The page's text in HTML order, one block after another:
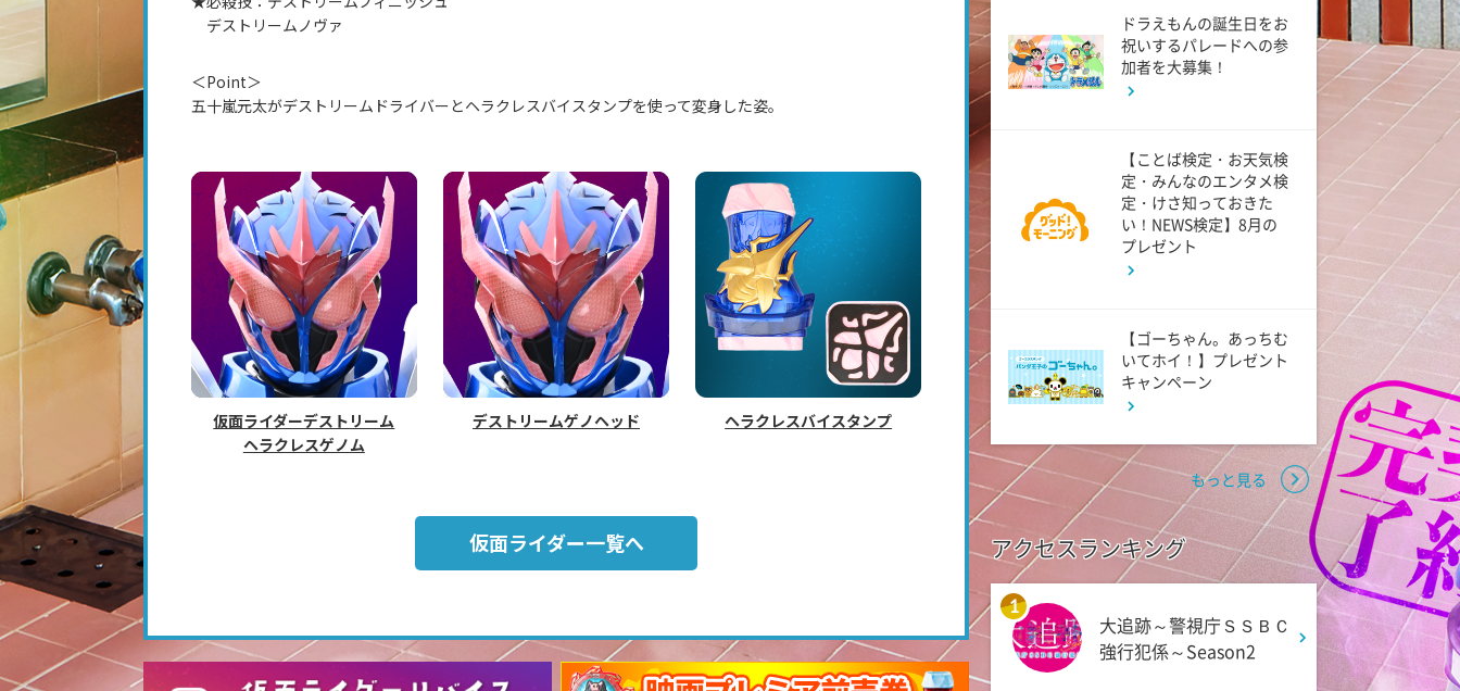
デストリームノヴァ
＜Point＞
五十嵐元太がデストリームドライバーとヘラクレスバイスタンプを使って変身した姿。
仮面ライダーデストリーム
ヘラクレスゲノム
デストリームゲノヘッド ヘラクレスバイスタンプ
仮面ライダー一覧へ
11:10
熱闘甲子園 涙は、強さにな
る。
11:40
And One
11:45
アメトーーク! CLUB配信で見
深夜 0:45
見取り図じゃん 【1人で見
す
深夜 1:15
あざとくて何が悪いの? 令和
最新!男女の出会いの場「相席
深夜 1:50
ドラえもんの誕生日をお
祝いするパレードへの参
加者を大募集！
【ことば検定・お天気検
定・みんなのエンタメ検
定・けさ知っておきた
い！NEWS検定】8月の
プレゼント
【ゴーちゃん。あっちむ
いてホイ！】プレゼント
キャンペーン
もっと見る
アクセスランキング
1
大追跡～警視庁ＳＳＢＣ
強行犯係～Season2